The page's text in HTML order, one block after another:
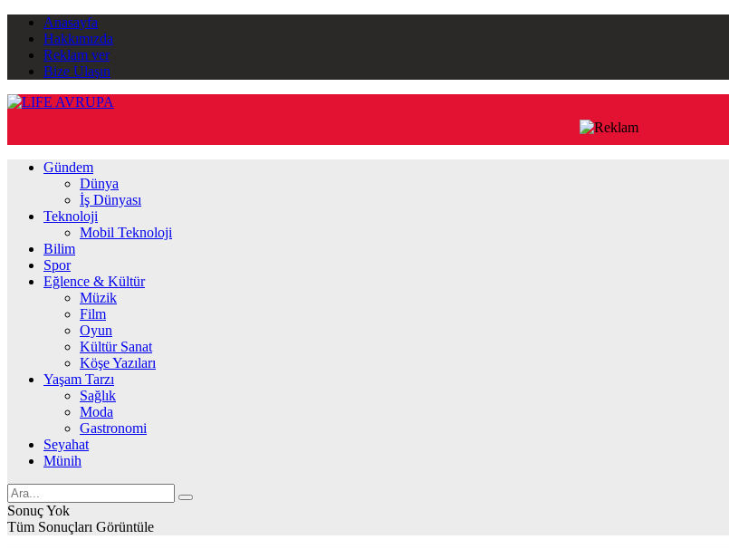
Anasayfa
Hakkımızda
Reklam ver
Bize Ulaşın
Gündem
Dünya
İş Dünyası
Teknoloji
Mobil Teknoloji
Bilim
Spor
Eğlence & Kültür
Müzik
Film
Oyun
Kültür Sanat
Köşe Yazıları
Yaşam Tarzı
Sağlık
Moda
Gastronomi
Seyahat
Münih
Sonuç Yok
Tüm Sonuçları Görüntüle